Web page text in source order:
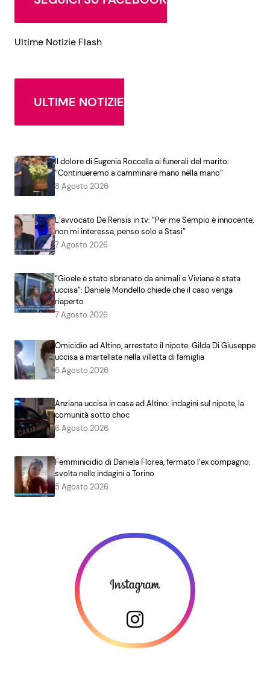
Ultime Notizie Flash
ULTIME NOTIZIE
Il dolore di Eugenia Roccella ai funerali del marito:
“Continueremo a camminare mano nella mano”
8 Agosto 2026
L’avvocato De Rensis in tv: “Per me Sempio è innocente,
non mi interessa, penso solo a Stasi”
7 Agosto 2026
“Gioele è stato sbranato da animali e Viviana è stata
uccisa”: Daniele Mondello chiede che il caso venga
riaperto
7 Agosto 2026
Omicidio ad Altino, arrestato il nipote: Gilda Di Giuseppe
uccisa a martellate nella villetta di famiglia
6 Agosto 2026
Anziana uccisa in casa ad Altino: indagini sul nipote, la
comunità sotto choc
6 Agosto 2026
Femminicidio di Daniela Florea, fermato l’ex compagno:
svolta nelle indagini a Torino
5 Agosto 2026